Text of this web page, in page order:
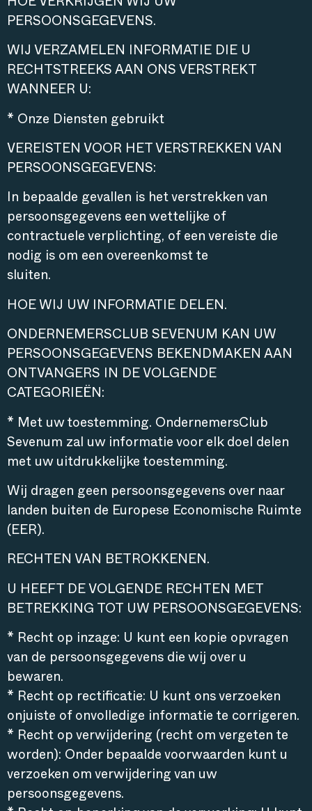
HOE VERKRIJGEN WIJ UW
PERSOONSGEGEVENS.
WIJ VERZAMELEN INFORMATIE DIE U
RECHTSTREEKS AAN ONS VERSTREKT
WANNEER U:
* Onze Diensten gebruikt
VEREISTEN VOOR HET VERSTREKKEN VAN
PERSOONSGEGEVENS:
In bepaalde gevallen is het verstrekken van
persoonsgegevens een wettelijke of
contractuele verplichting, of een vereiste die
nodig is om een overeenkomst te
sluiten.
HOE WIJ UW INFORMATIE DELEN.
ONDERNEMERSCLUB SEVENUM KAN UW
PERSOONSGEGEVENS BEKENDMAKEN AAN
ONTVANGERS IN DE VOLGENDE
CATEGORIEËN:
* Met uw toestemming. OndernemersClub
Sevenum zal uw informatie voor elk doel delen
met uw uitdrukkelijke toestemming.
Wij dragen geen persoonsgegevens over naar
landen buiten de Europese Economische Ruimte
(EER).
RECHTEN VAN BETROKKENEN.
U HEEFT DE VOLGENDE RECHTEN MET
BETREKKING TOT UW PERSOONSGEGEVENS:
* Recht op inzage: U kunt een kopie opvragen
van de persoonsgegevens die wij over u
bewaren.
* Recht op rectificatie: U kunt ons verzoeken
onjuiste of onvolledige informatie te corrigeren.
* Recht op verwijdering (recht om vergeten te
worden): Onder bepaalde voorwaarden kunt u
verzoeken om verwijdering van uw
persoonsgegevens.